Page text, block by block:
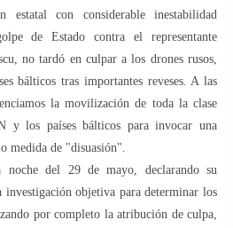
estatal con considerable inestabilidad
de Estado contra el representante
no tardó en culpar a los drones rusos,
bálticos tras importantes reveses. A las
la movilización de toda la clase
los países bálticos para invocar una
medida de "disuasión".
del 29 de mayo, declarando su
objetiva para determinar los
por completo la atribución de culpa,